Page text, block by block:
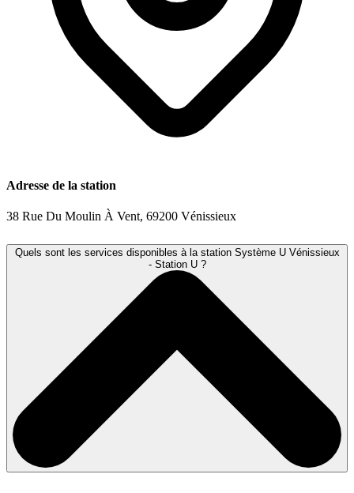
Adresse de la station
38 Rue Du Moulin À Vent, 69200 Vénissieux
Quels sont les services disponibles à la station Système U Vénissieux
- Station U ?